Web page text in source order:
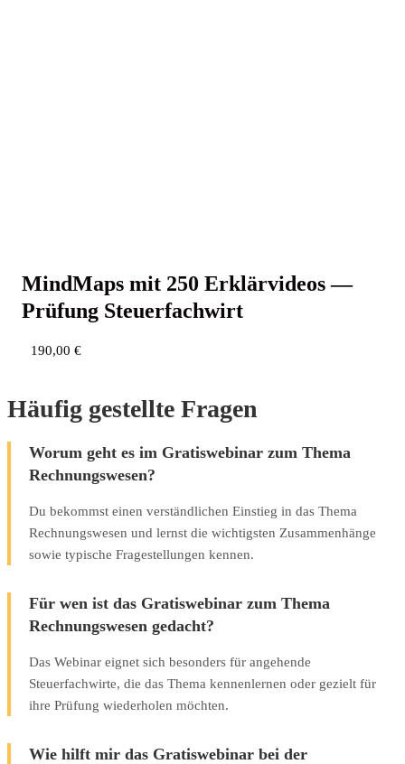
Mind­Maps mit 250 Erklär­vi­de­os —
Prü­fung Steuerfachwirt
190,00 €
Häufig gestellte Fragen
Worum geht es im Gratiswebinar zum Thema
Rechnungswesen?
Du bekommst einen verständlichen Einstieg in das Thema
Rechnungswesen und lernst die wichtigsten Zusammenhänge
sowie typische Fragestellungen kennen.
Für wen ist das Gratiswebinar zum Thema
Rechnungswesen gedacht?
Das Webinar eignet sich besonders für angehende
Steuerfachwirte, die das Thema kennenlernen oder gezielt für
ihre Prüfung wiederholen möchten.
Wie hilft mir das Gratiswebinar bei der